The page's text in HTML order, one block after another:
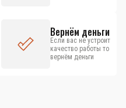
Вернём деньги
Если вас не устроит
качество работы то
вернём деньги